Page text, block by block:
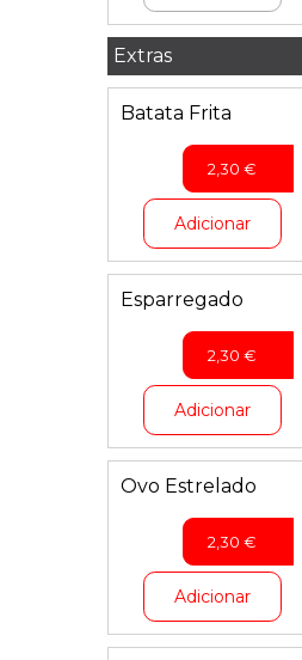
Extras
Batata Frita
2,30 €
Adicionar
Esparregado
2,30 €
Adicionar
Ovo Estrelado
2,30 €
Adicionar